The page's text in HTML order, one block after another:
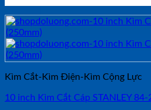
Kìm Cắt-Kìm Điện-Kìm Cộng Lực
10 inch Kìm Cắt Cáp STANLEY